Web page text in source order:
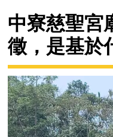
中寮慈聖宮
徵，是基於